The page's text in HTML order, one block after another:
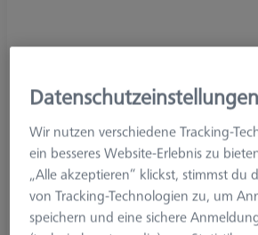
Datenschutzeinstellungen
Wir nutzen verschiedene Tracking-
ein besseres Website-Erlebnis zu
„Alle akzeptieren“ klickst, stimmst du
von Tracking-Technologien zu, um
speichern und eine sichere